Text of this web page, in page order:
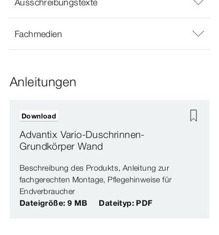
Fachmedien
Anleitungen
Advantix Vario-Duschrinnen-
Grundkörper Wand
Beschreibung des Produkts, Anleitung zur
fachgerechten Montage, Pflegehinweise für
Endverbraucher
Dateigröße: 9 MB
Dateityp: PDF
Download